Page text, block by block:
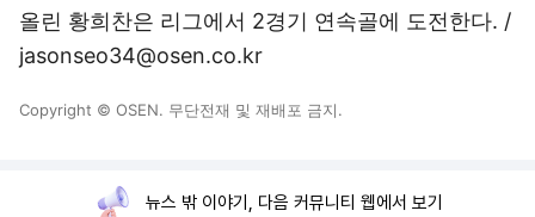
올린 황희찬은 리그에서 2경기 연속골에 도전한다. /
jasonseo34@osen.co.kr
Copyright © OSEN. 무단전재 및 재배포 금지.
뉴스 밖 이야기, 다음 커뮤니티 웹에서 보기